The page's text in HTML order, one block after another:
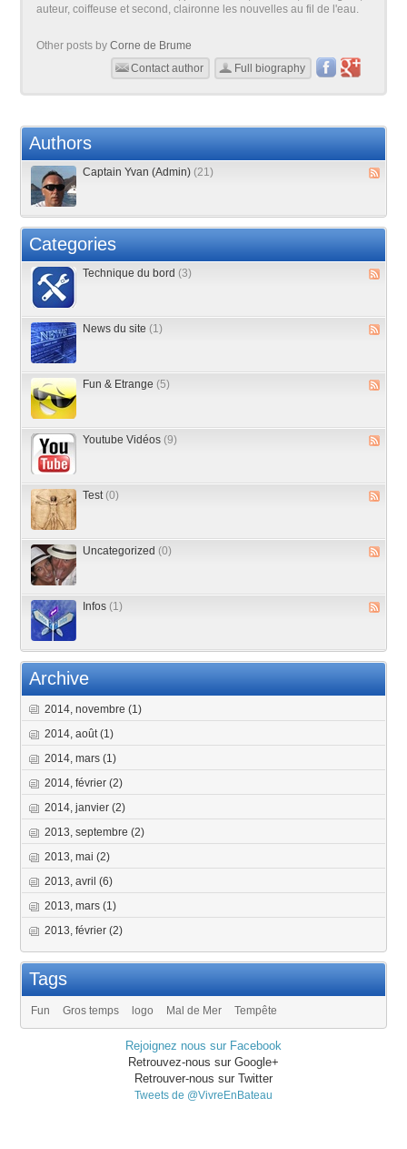
auteur, coiffeuse et second, claironne les nouvelles au fil de l'eau.
Other posts byCorne de Brume
Contact author
Full biography
Authors
Captain Yvan (Admin) (21)
Categories
Technique du bord (3)
News du site (1)
Fun & Etrange (5)
Youtube Vidéos (9)
Test (0)
Uncategorized (0)
Infos (1)
Archive
2014, novembre(1)
2014, août(1)
2014, mars(1)
2014, février(2)
2014, janvier(2)
2013, septembre(2)
2013, mai(2)
2013, avril(6)
2013, mars(1)
2013, février(2)
Tags
Fun Gros temps logo Mal de Mer Tempête
Rejoignez nous sur Facebook
Retrouvez-nous sur Google+
Retrouver-nous sur Twitter
Tweets de @VivreEnBateau